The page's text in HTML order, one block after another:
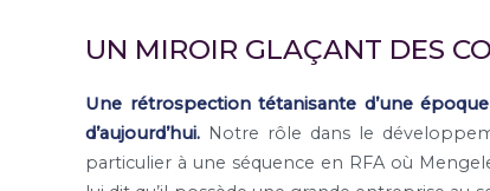
UN MIROIR GLAÇANT DES
Une rétrospection tétanisante d’une
d’aujourd’hui. Notre rôle dans le
particulier à une séquence en RFA où